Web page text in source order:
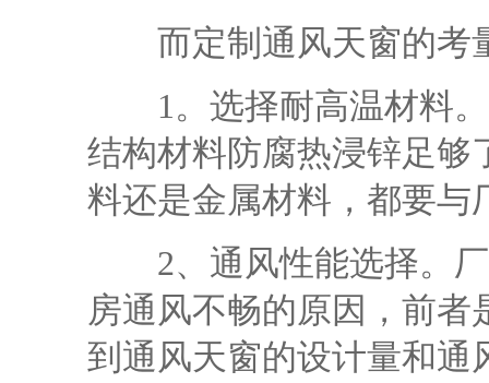
而定制通风天窗的考
1。选择耐高温材料。
结构材料防腐热浸锌足够
料还是金属材料，都要与
2、通风性能选择。厂
房通风不畅的原因，前
到通风天窗的设计量和通